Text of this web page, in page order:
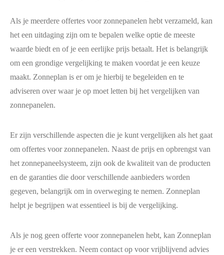
Als je meerdere offertes voor zonnepanelen hebt verzameld, kan
het een uitdaging zijn om te bepalen welke optie de meeste
waarde biedt en of je een eerlijke prijs betaalt. Het is belangrijk
om een grondige vergelijking te maken voordat je een keuze
maakt. Zonneplan is er om je hierbij te begeleiden en te
adviseren over waar je op moet letten bij het vergelijken van
zonnepanelen.
Er zijn verschillende aspecten die je kunt vergelijken als het gaat
om offertes voor zonnepanelen. Naast de prijs en opbrengst van
het zonnepaneelsysteem, zijn ook de kwaliteit van de producten
en de garanties die door verschillende aanbieders worden
gegeven, belangrijk om in overweging te nemen. Zonneplan
helpt je begrijpen wat essentieel is bij de vergelijking.
Als je nog geen offerte voor zonnepanelen hebt, kan Zonneplan
je er een verstrekken. Neem contact op voor vrijblijvend advies